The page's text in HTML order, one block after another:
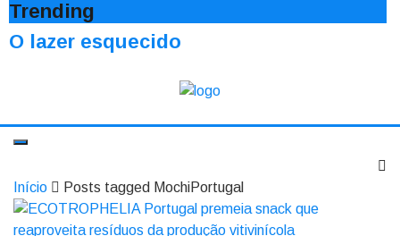
Trending
O lazer esquecido
Início Posts tagged MochiPortugal